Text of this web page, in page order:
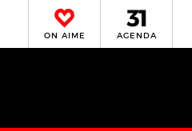
ON AIME AGENDA